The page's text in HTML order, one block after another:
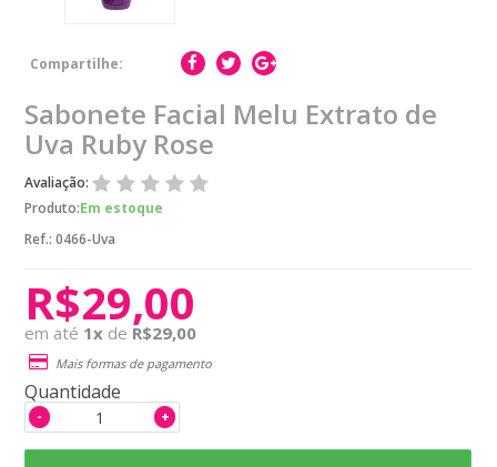
Compartilhe:
Sabonete Facial Melu Extrato de
Uva Ruby Rose
Avaliação:
Produto:Em estoque
Ref.:0466-Uva
R$29,00
em até 1x de R$29,00
Mais formas de pagamento
Quantidade
+
-